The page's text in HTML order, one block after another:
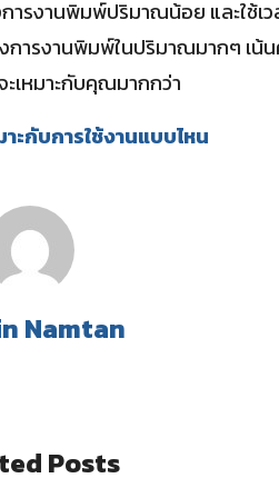
งานพิมพ์ปริมาณน้อย และใช้เว
ารงานพิมพ์ในปริมาณมากๆ เน้
เหมาะกับคุณมากกว่า
าะกับการใช้งานแบบไหน
Namtan
Posts